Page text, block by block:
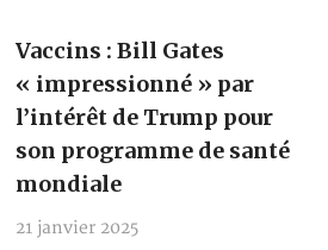
Vaccins : Bill Gates
« impressionné » par
l’intérêt de Trump pour
son programme de santé
mondiale
21 janvier 2025